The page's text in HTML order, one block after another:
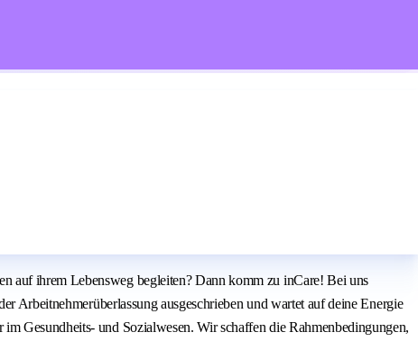
auf ihrem Lebensweg begleiten? Dann komm zu inCare! Bei uns
Arbeitnehmerüberlassung ausgeschrieben und wartet auf deine Energie
Gesundheits- und Sozialwesen. Wir schaffen die Rahmenbedingungen,